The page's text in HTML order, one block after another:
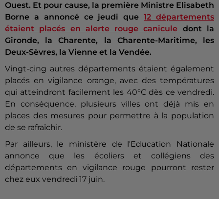
Ouest. Et pour cause, la première Ministre Elisabeth
Borne a annoncé ce jeudi que12 départements
étaient placés en alerte rouge canicule dont la
Gironde, la Charente, la Charente-Maritime, les
Deux-Sèvres, la Vienne et la Vendée.
Vingt-cing autres départements étaient également
placés en vigilance orange, avec des températures
qui atteindront facilement les 40°C dès ce vendredi.
En conséquence, plusieurs villes ont déjà mis en
places des mesures pour permettre à la population
de se rafraîchir.
Par ailleurs, le ministère de l'Education Nationale
annonce que les écoliers et collégiens des
départements en vigilance rouge pourront rester
chez eux vendredi 17 juin.